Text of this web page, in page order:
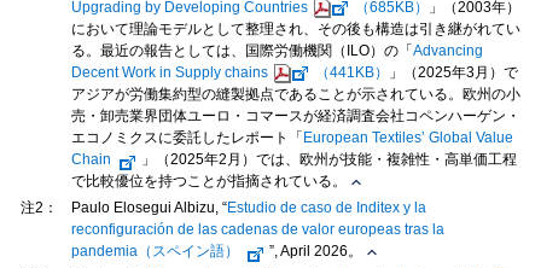
Upgrading by Developing Countries
（685KB）
」（2003年）
において理論モデルとして整理され、その後も構造は引き継がれてい
る。最近の報告としては、国際労働機関（ILO）の「 Advancing
Decent Work in Supply chains
（441KB）
」（2025年3月）で
アジアが労働集約型の縫製拠点であることが示されている。欧州の小
売・卸売業界団体ユーロ・コマースが経済調査会社コペンハーゲン・
エコノミクスに委託したレポート「 European Textiles’ Global Value
Chain
」（2025年2月）では、欧州が技能・複雑性・高単価工程
で比較優位を持つことが指摘されている。
注2：
Paulo Elosegui Albizu, “Estudio de caso de Inditex y la
reconfiguración de las cadenas de valor europeas tras la
pandemia（スペイン語）
”, April 2026。